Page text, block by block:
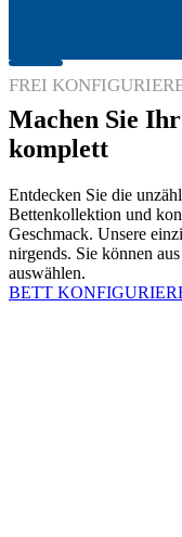
FREI
Machen Sie
komplett
Entdecken Sie die
Bettenkollektion und
Geschmack. Unsere
nirgends. Sie können
auswählen.
BETT